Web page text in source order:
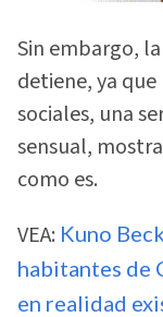
Sin embargo,
detiene, ya
sociales, una
sensual,
como es.
VEA: Kuno
habitantes de
en realidad